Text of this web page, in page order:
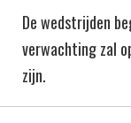
De wedstrijden
verwachting zal
zijn.